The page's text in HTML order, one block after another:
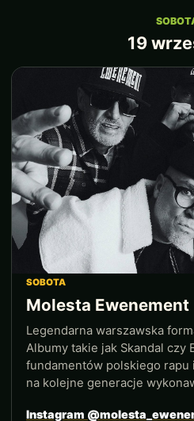
19
SOBOTA
Molesta Ewenement
Legendarna warszawska
Albumy takie jak Skandal czy
fundamentów polskiego rapu
na kolejne generacje
Instagram